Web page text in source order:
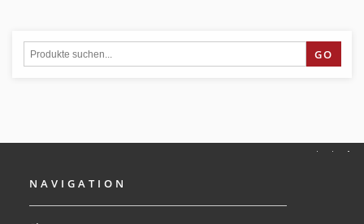
GO
NAVIGATION